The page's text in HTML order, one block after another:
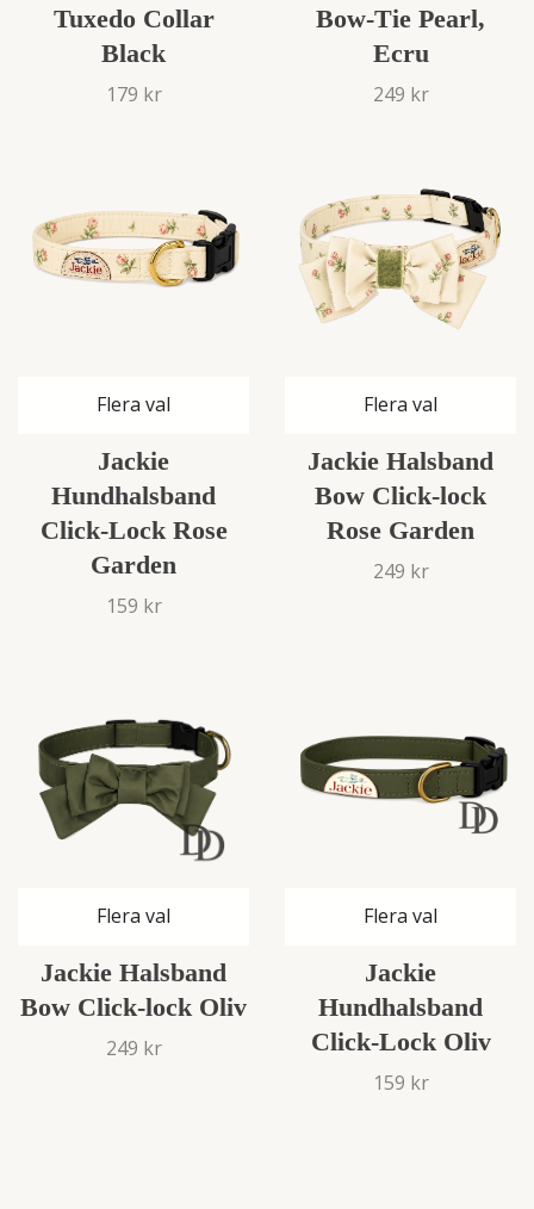
Tuxedo Collar
Black
179 kr
Bow-Tie Pearl,
Ecru
249 kr
Flera val
Jackie
Hundhalsband
Click-Lock Rose
Garden
159 kr
Flera val
Jackie Halsband
Bow Click-lock
Rose Garden
249 kr
Flera val
Jackie Halsband
Bow Click-lock Oliv
249 kr
Flera val
Jackie
Hundhalsband
Click-Lock Oliv
159 kr